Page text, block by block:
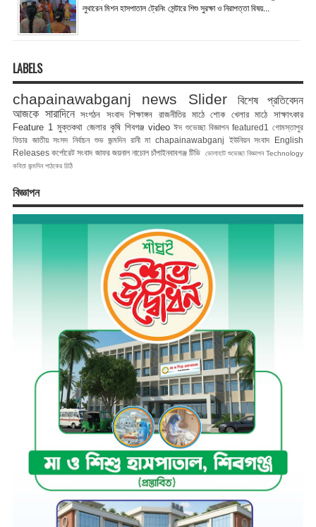
লুথারেন মিশন হাসপাতাল ট্রেনিং সেন্টারে শিশু সুরক্ষা ও নিরাপত্তা বিষয়...
LABELS
chapainawabganj news Slider
বিশেষ প্রতিবেদন
আজকে সারাদিনে সংগঠন সংবাদ শিক্ষাঙ্গন রাজনীতির মাঠে শোক খেলার মাঠে
সাক্ষাৎকার
Feature 1 মুক্তকথা জেলার কৃষি শিবগঞ্জ video ঈদ শুভেচ্ছা বিজ্ঞাপন featured1
গোমস্তাপুর
ফিচার জাতীয় সংসদ নির্বাচন শুভ জন্মদিন রানী মা chapainawabganj ইউনিয়ন সংবাদ
English
Releases কর্পোরেট সংবাদ জাফর জয়নাল নাচোল চাঁপাইনবাবগঞ্জ টিভি ভোলাহাট শুভেচ্ছা বিজ্ঞাপন Technology
কবিতা জন্মদিন পাঠকের চিঠি
বিজ্ঞাপন